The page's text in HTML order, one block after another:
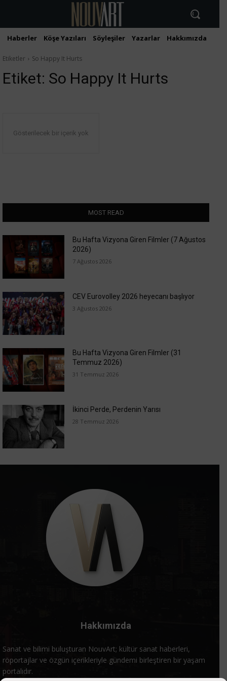
Haberler Köşe Yazıları Söyleşiler Yazarlar Hakkımızda
Etiketler So Happy It Hurts
Etiket: So Happy It Hurts
Gösterilecek bir içerik yok
MOST READ
Bu Hafta Vizyona Giren Filmler (7 Ağustos
2026)
7 Ağustos 2026
CEV Eurovolley 2026 heyecanı başlıyor
3 Ağustos 2026
Bu Hafta Vizyona Giren Filmler (31
Temmuz 2026)
31 Temmuz 2026
İkinci Perde, Perdenin Yarısı
28 Temmuz 2026
Hakkımızda
Sanat ve bilimi buluşturan NouvArt; kültür sanat haberleri,
röportajlar ve özgün içerikleriyle gündemi birleştiren bir yaşam
portalıdır.